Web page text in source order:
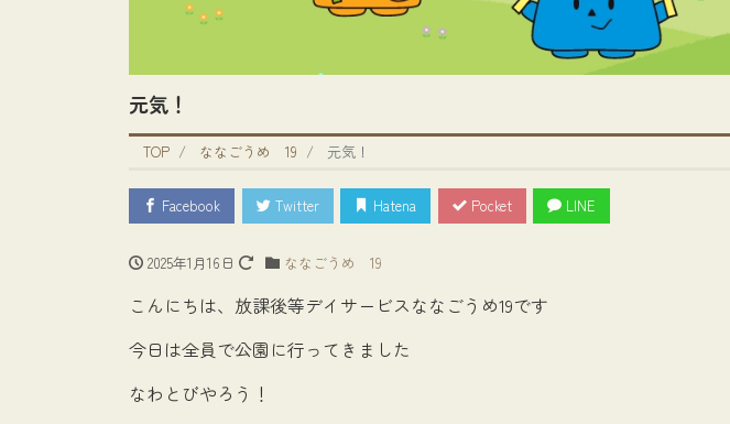
元気！
TOP ななごうめ 19 元気！
Facebook Twitter Hatena Pocket LINE
2025年1月16日 ななごうめ 19
こんにちは、放課後等デイサービスななごうめ19です
今日は全員で公園に行ってきました
なわとびやろう！